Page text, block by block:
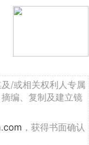
/或相关权利人专属
编、复制及建立镜
，获得书面确认